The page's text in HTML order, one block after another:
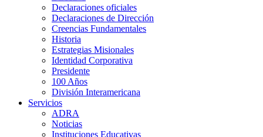
Declaraciones oficiales
Declaraciones de Dirección
Creencias Fundamentales
Historia
Estrategias Misionales
Identidad Corporativa
Presidente
100 Años
División Interamericana
Servicios
ADRA
Noticias
Instituciones Educativas